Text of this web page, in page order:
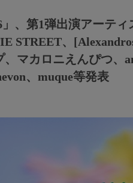
」、第1弾出演アーテ
STREET、
マカロニえんぴつ、
、muque等発表